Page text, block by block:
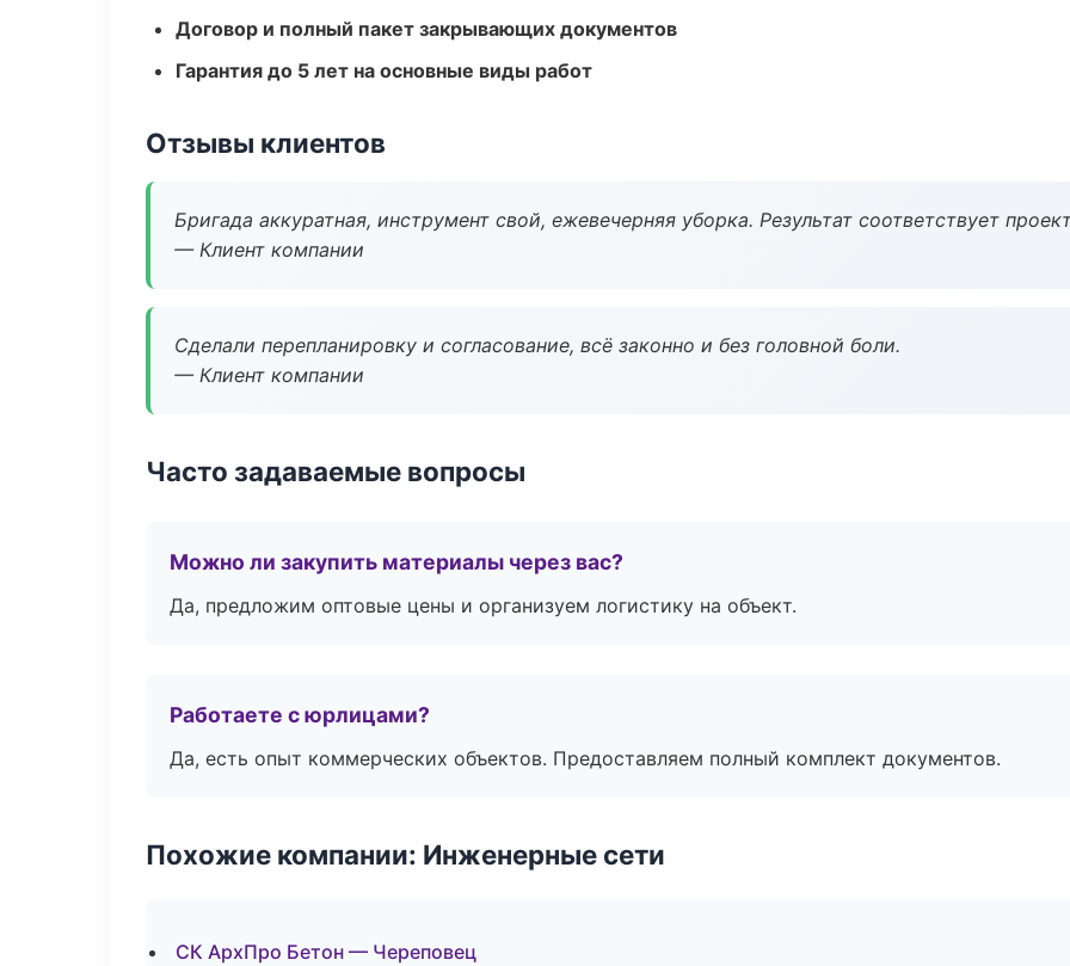
Договор и полный пакет закрывающих документов
Гарантия до 5 лет на основные виды работ
Отзывы клиентов
Бригада аккуратная, инструмент свой, ежевечерняя уборка. Результат соответствует
— Клиент компании
Сделали перепланировку и согласование, всё законно и без головной боли.
— Клиент компании
Часто задаваемые вопросы
Можно ли закупить материалы через вас?
Да, предложим оптовые цены и организуем логистику на объект.
Работаете с юрлицами?
Да, есть опыт коммерческих объектов. Предоставляем полный комплект документов.
Похожие компании: Инженерные сети
СК АрхПро Бетон — Череповец